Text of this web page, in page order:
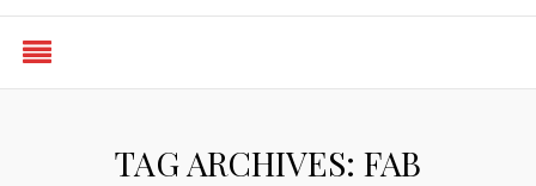
TAG ARCHIVES: FAB